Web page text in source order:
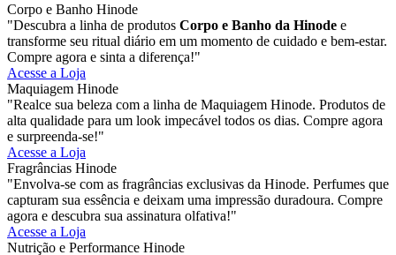
Corpo e Banho Hinode
"Descubra a linha de produtos Corpo e Banho da Hinode e
transforme seu ritual diário em um momento de cuidado e bem-estar.
Compre agora e sinta a diferença!"
Acesse a Loja
Maquiagem Hinode
"Realce sua beleza com a linha de Maquiagem Hinode. Produtos de
alta qualidade para um look impecável todos os dias. Compre agora
e surpreenda-se!"
Acesse a Loja
Fragrâncias Hinode
"Envolva-se com as fragrâncias exclusivas da Hinode. Perfumes que
capturam sua essência e deixam uma impressão duradoura. Compre
agora e descubra sua assinatura olfativa!"
Acesse a Loja
Nutrição e Performance Hinode